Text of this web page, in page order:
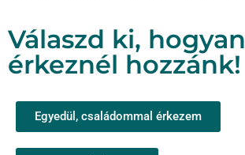
Válaszd ki, hogyan
érkeznél hozzánk!
Egyedül, családommal érkezem